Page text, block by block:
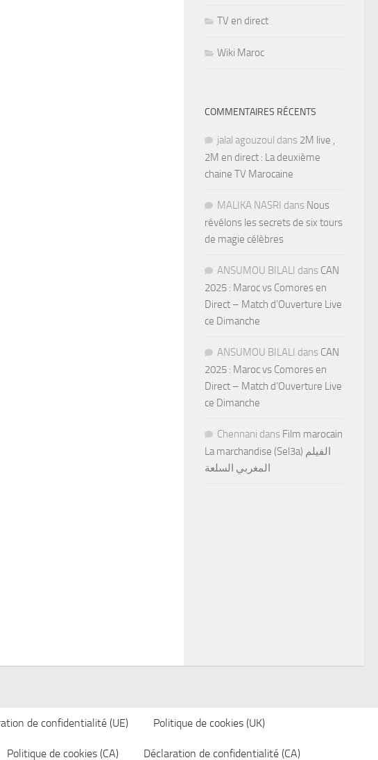
TV en direct
Wiki Maroc
COMMENTAIRES RÉCENTS
jalal agouzoul dans 2M live ,
2M en direct : La deuxième
chaine TV Marocaine
MALIKA NASRI dans Nous
révélons les secrets de six tours
de magie célèbres
ANSUMOU BILALI dans CAN
2025 : Maroc vs Comores en
Direct – Match d’Ouverture Live
ce Dimanche
ANSUMOU BILALI dans CAN
2025 : Maroc vs Comores en
Direct – Match d’Ouverture Live
ce Dimanche
Chennani dans Film marocain
La marchandise (Sel3a) الفيلم
المغربي السلعة
de confidentialité (UE) Politique de cookies (UK)
Politique de cookies (CA) Déclaration de confidentialité (CA)